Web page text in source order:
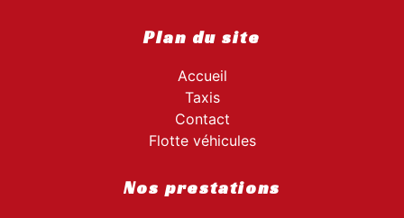
Plan du site
Accueil
Taxis
Contact
Flotte véhicules
Nos prestations